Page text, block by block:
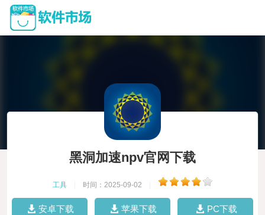
黑洞加速npv官网下载
工具 时间：2025-09-02
安卓下载 苹果下载 PC下载